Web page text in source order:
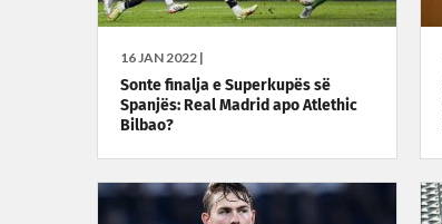
16 JAN 2022 |
Sonte finalja e Superkupës së
Spanjës: Real Madrid apo Atlethic
Bilbao?